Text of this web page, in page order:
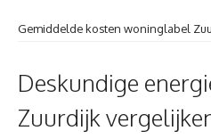
Gemiddelde kosten woninglabel
Deskundige
Zuurdijk